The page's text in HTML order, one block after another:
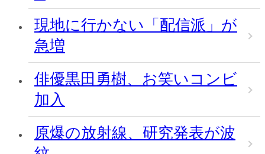
現地に行かない「配信派」が
急増
俳優黒田勇樹、お笑いコンビ
加入
原爆の放射線、研究発表が波